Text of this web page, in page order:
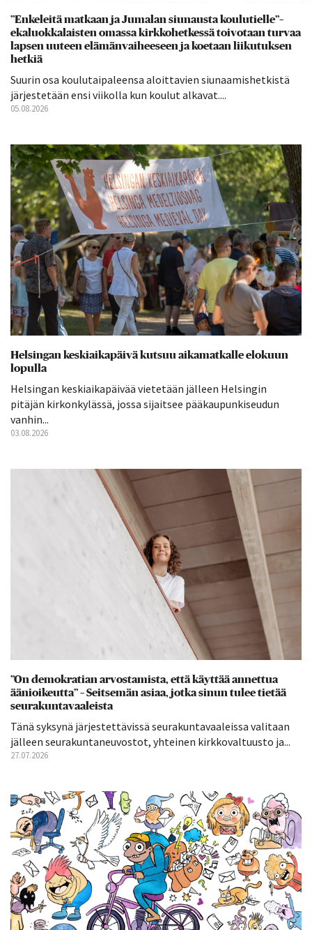
”Enkeleitä matkaan ja Jumalan siunausta koulutielle”–
ekaluokkalaisten omassa kirkkohetkessä toivotaan turvaa
lapsen uuteen elämänvaiheeseen ja koetaan liikutuksen
hetkiä
Suurin osa koulutaipaleensa aloittavien siunaamishetkistä
järjestetään ensi viikolla kun koulut alkavat....
05.08.2026
Helsingan keskiaikapäivä kutsuu aikamatkalle elokuun
lopulla
Helsingan keskiaikapäivää vietetään jälleen Helsingin
pitäjän kirkonkylässä, jossa sijaitsee pääkaupunkiseudun
vanhin...
03.08.2026
”On demokratian arvostamista, että käyttää annettua
äänioikeutta” – Seitsemän asiaa, jotka sinun tulee tietää
seurakuntavaaleista
Tänä syksynä järjestettävissä seurakuntavaaleissa valitaan
jälleen seurakuntaneuvostot, yhteinen kirkkovaltuusto ja...
27.07.2026